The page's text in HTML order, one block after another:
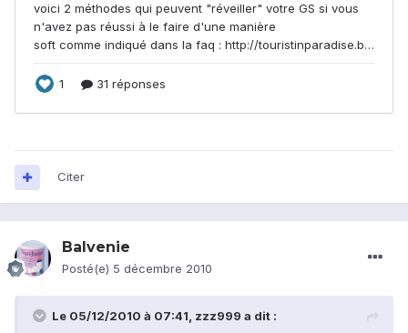
Citer
Balvenie
Posté(e) 5 décembre 2010
Le 05/12/2010 à 07:41, zzz999 a dit :